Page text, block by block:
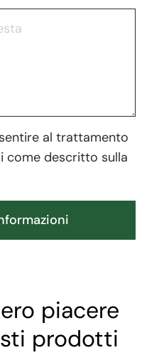
al trattamento
come descritto sulla
piacere
prodotti